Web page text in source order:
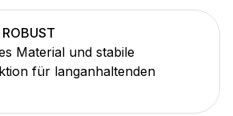
Material und stabile
für langanhaltenden